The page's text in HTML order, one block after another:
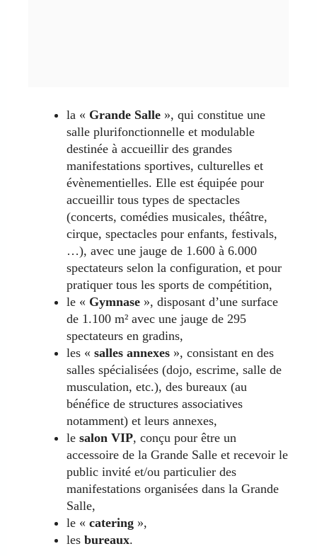
la « Grande Salle », qui constitue une
salle plurifonctionnelle et modulable
destinée à accueillir des grandes
manifestations sportives, culturelles et
évènementielles. Elle est équipée pour
accueillir tous types de spectacles
(concerts, comédies musicales, théâtre,
cirque, spectacles pour enfants, festivals,
…), avec une jauge de 1.600 à 6.000
spectateurs selon la configuration, et pour
pratiquer tous les sports de compétition,
le « Gymnase », disposant d’une surface
de 1.100 m² avec une jauge de 295
spectateurs en gradins,
les « salles annexes », consistant en des
salles spécialisées (dojo, escrime, salle de
musculation, etc.), des bureaux (au
bénéfice de structures associatives
notamment) et leurs annexes,
le salon VIP, conçu pour être un
accessoire de la Grande Salle et recevoir le
public invité et/ou particulier des
manifestations organisées dans la Grande
Salle,
le « catering »,
les bureaux.